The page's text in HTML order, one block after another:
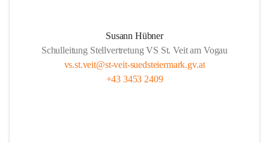
Susann Hübner
Schulleitung Stellvertretung VS St. Veit am Vogau
vs.st.veit@st-veit-suedsteiermark.gv.at
+43 3453 2409